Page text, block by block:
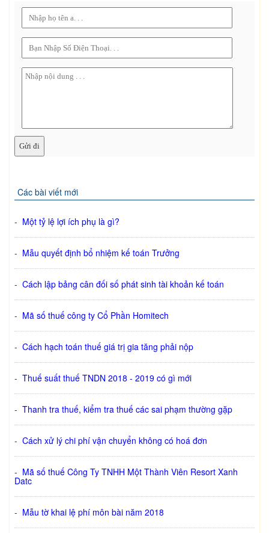
Các bài viết mới
- Một tỷ lệ lợi ích phụ là gì?
- Mẫu quyết định bổ nhiệm kế toán Trưởng
- Cách lập bảng cân đối số phát sinh tài khoản kế toán
- Mã số thuế công ty Cổ Phần Homitech
- Cách hạch toán thuế giá trị gia tăng phải nộp
- Thuế suất thuế TNDN 2018 - 2019 có gì mới
- Thanh tra thuế, kiểm tra thuế các sai phạm thường gặp
- Cách xử lý chi phí vận chuyển không có hoá đơn
- Mã số thuế Công Ty TNHH Một Thành Viên Resort Xanh
Datc
- Mẫu tờ khai lệ phí môn bài năm 2018